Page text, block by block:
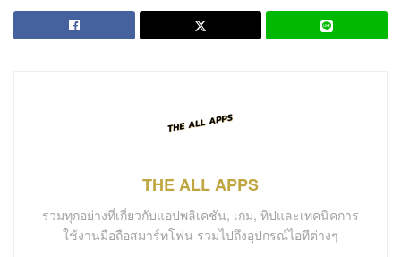
THE ALL APPS
รวมทุกอย่างที่เกี่ยวกับแอปพลิเคชัน, เกม, ทิปและเทคนิคการ
ใช้งานมือถือสมาร์ทโฟน รวมไปถึงอุปกรณ์ไอทีต่างๆ